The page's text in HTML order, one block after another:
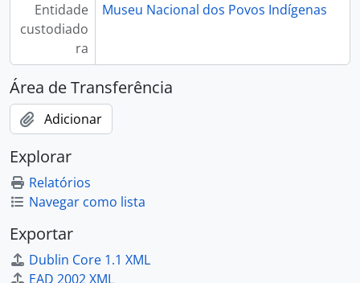
Entidade
custodiado
ra
Museu Nacional dos Povos Indígenas
Área de Transferência
Adicionar
Explorar
Relatórios
Navegar como lista
Exportar
Dublin Core 1.1 XML
EAD 2002 XML